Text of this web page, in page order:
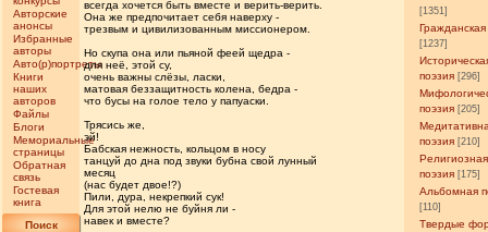
Авторские
анонсы
Избранные
авторы
Авто(р)портреты
Книги
наших
авторов
Файлы
Блоги
Мемориальные
страницы
Обратная
связь
Гостевая
книга
Поиск
[1351]
Гражданская
[1237]
поэзия [296]
поэзия [205]
поэзия [210]
Религиозная
поэзия [175]
Альбомная
[110]
Твердые
всегда хочется быть вместе и верить-верить.
Она же предпочитает себя наверху -
трезвым и цивилизованным миссионером.
Но скупа она или пьяной феей щедра -
для неё, этой су,
очень важны слëзы, ласки,
матовая беззащитность колена, бедра -
что бусы на голое тело у папуаски.
Трясись же,
эй!
Бабская нежность, кольцом в носу
танцуй до дна под звуки бубна свой лунный
месяц
(нас будет двое!?)
Пили, дура, некрепкий сук!
Для этой нелю не буйня ли -
навек и вместе?